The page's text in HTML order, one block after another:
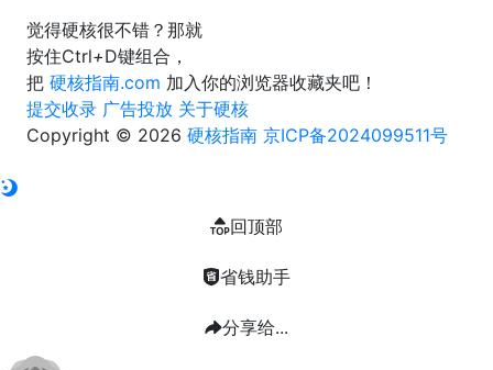
觉得硬核很不错？那就
按住Ctrl+D键组合，
把 硬核指南.com 加入你的浏览器收藏夹吧！
提交收录 广告投放 关于硬核
Copyright © 2026 硬核指南 京ICP备2024099511号
回顶部
省钱助手
分享给...